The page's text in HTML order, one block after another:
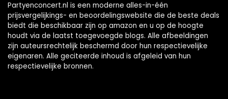
Partyenconcert.nl is een moderne alles-in-één
prijsvergelijkings- en beoordelingswebsite die de beste deals
biedt die beschikbaar zijn op amazon en u op de hoogte
houdt via de laatst toegevoegde blogs. Alle afbeeldingen
zijn auteursrechtelijk beschermd door hun respectievelijke
eigenaren. Alle geciteerde inhoud is afgeleid van hun
respectievelijke bronnen.